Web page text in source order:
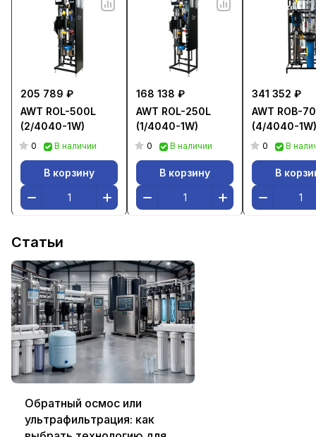
205 789 ₽
AWT ROL-500L
(2/4040-1W)
0 В наличии
В корзину
168 138 ₽
AWT ROL-250L
(1/4040-1W)
0 В наличии
В корзину
341 352 ₽
AWT ROB-
(4/4040-1W)
0 В
В
Статьи
Обратный осмос или
ультрафильтрация: как